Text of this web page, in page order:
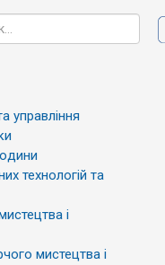
управління
технологій та
і
мистецтва і